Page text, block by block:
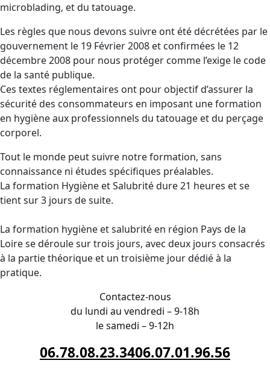
microblading, et du tatouage.
Les règles que nous devons suivre ont été décrétées par le
gouvernement le 19 Février 2008 et confirmées le 12
décembre 2008 pour nous protéger comme l’exige le code
de la santé publique.
Ces textes réglementaires ont pour objectif d’assurer la
sécurité des consommateurs en imposant une formation
en hygiène aux professionnels du tatouage et du perçage
corporel.
Tout le monde peut suivre notre formation, sans
connaissance ni études spécifiques préalables.
La formation Hygiène et Salubrité dure 21 heures et se
tient sur 3 jours de suite.
La formation hygiène et salubrité en région Pays de la
Loire se déroule sur trois jours, avec deux jours consacrés
à la partie théorique et un troisième jour dédié à la
pratique.
Contactez-nous
du lundi au vendredi – 9-18h
le samedi – 9-12h
06.78.08.23.3406.07.01.96.56